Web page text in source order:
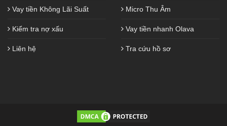
Vay tiền Không Lãi Suất
Kiểm tra nợ xấu
Liên hệ
Micro Thu Âm
Vay tiền nhanh Olava
Tra cứu hồ sơ